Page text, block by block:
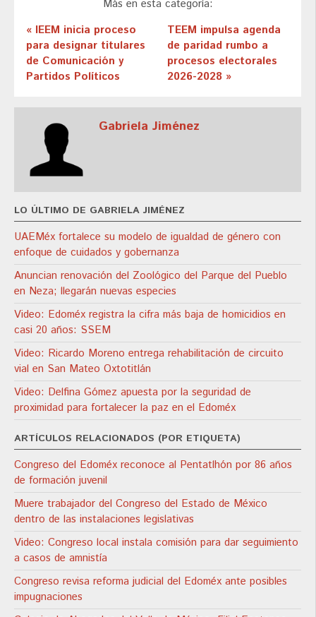
Más en esta categoría:
« IEEM inicia proceso
para designar titulares
de Comunicación y
Partidos Políticos
TEEM impulsa agenda
de paridad rumbo a
procesos electorales
2026-2028 »
Gabriela Jiménez
LO ÚLTIMO DE GABRIELA JIMÉNEZ
UAEMéx fortalece su modelo de igualdad de género con
enfoque de cuidados y gobernanza
Anuncian renovación del Zoológico del Parque del Pueblo
en Neza; llegarán nuevas especies
Video: Edoméx registra la cifra más baja de homicidios en
casi 20 años: SSEM
Video: Ricardo Moreno entrega rehabilitación de circuito
vial en San Mateo Oxtotitlán
Video: Delfina Gómez apuesta por la seguridad de
proximidad para fortalecer la paz en el Edoméx
ARTÍCULOS RELACIONADOS (POR ETIQUETA)
Congreso del Edoméx reconoce al Pentatlhón por 86 años
de formación juvenil
Muere trabajador del Congreso del Estado de México
dentro de las instalaciones legislativas
Video: Congreso local instala comisión para dar seguimiento
a casos de amnistía
Congreso revisa reforma judicial del Edoméx ante posibles
impugnaciones